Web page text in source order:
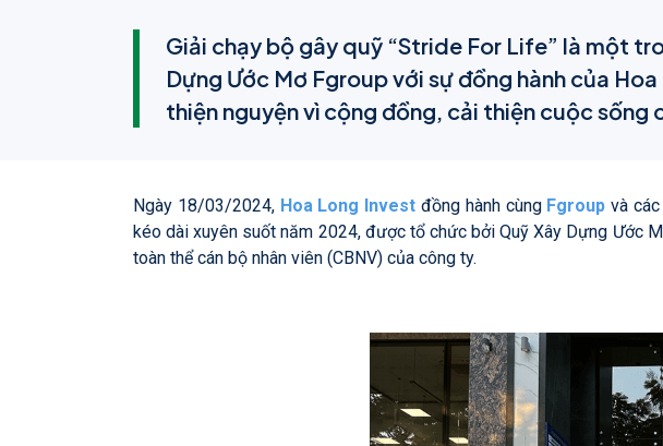
Giải chạy bộ gây quỹ “Stride For Life” là một
Dựng Ước Mơ Fgroup với sự đồng hành của
thiện nguyện vì cộng đồng, cải thiện cuộc sống
Ngày 18/03/2024, Hoa Long Invest đồng hành cùng Fgroup và
kéo dài xuyên suốt năm 2024, được tổ chức bởi Quỹ Xây Dựng Ước
toàn thể cán bộ nhân viên (CBNV) của công ty.